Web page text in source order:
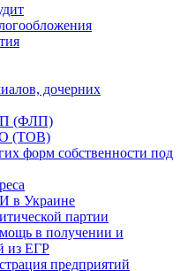
дочерних
(ФЛП)
(ТОВ)
форм собственности под
в Украине
партии
в получении и
из ЕГР
предприятий